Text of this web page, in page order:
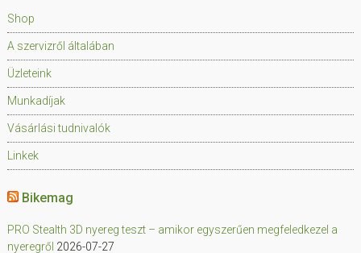
Shop
A szervizről általában
Üzleteink
Munkadíjak
Vásárlási tudnivalók
Linkek
Bikemag
PRO Stealth 3D nyereg teszt – amikor egyszerűen megfeledkezel a
nyeregről 2026-07-27